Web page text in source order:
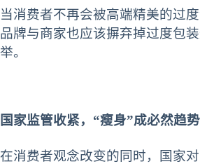
当消费者不再会被高端精美的过度
品牌与商家也应该摒弃掉过度包
举。
国家监管收紧，“瘦身”成必然趋势
在消费者观念改变的同时，国家